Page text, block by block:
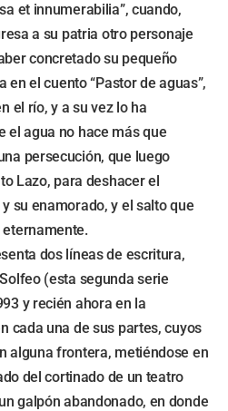
et innumerabilia”, cuando,
a su patria otro personaje
concretado su pequeño
en el cuento “Pastor de aguas”,
el río, y a su vez lo ha
el agua no hace más que
persecución, que luego
Lazo, para deshacer el
su enamorado, y el salto que
dos líneas de escritura,
(esta segunda serie
y recién ahora en la
cada una de sus partes, cuyos
alguna frontera, metiéndose en
del cortinado de un teatro
galpón abandonado, en donde